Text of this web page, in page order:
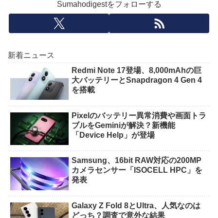
Sumahodigestをフォローする
新着ニュース
Redmi Note 17登場、8,000mAhの巨
大バッテリーとSnapdragon 4 Gen 4
を搭載
Pixelのバッテリー異常消費や画面トラ
ブルをGeminiが解決？新機能
「Device Help」が登場
Samsung、16bit RAW対応の200MP
カメラセンサー「ISOCELL HPC」を
発表
Galaxy Z Fold 8とUltra、人気なのは
どっち？調査で意外な結果